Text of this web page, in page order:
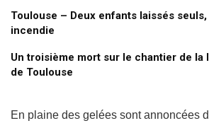
Toulouse – Deux enfants laissés
incendie
Un troisième mort sur le chantier de la
de Toulouse
En plaine des gelées sont annoncées